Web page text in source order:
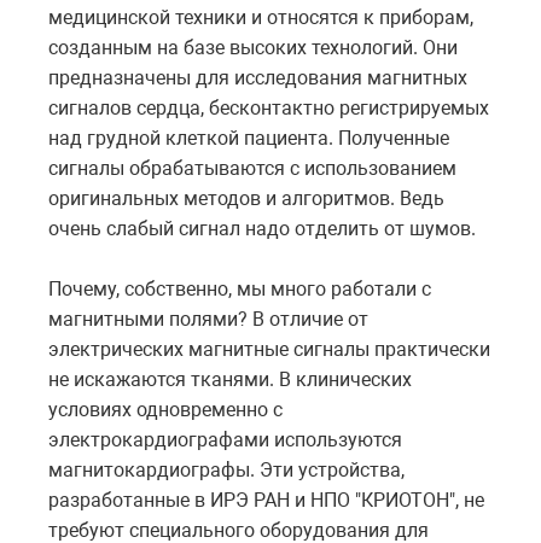
медицинской техники и относятся к приборам,
созданным на базе высоких технологий. Они
предназначены для исследования магнитных
сигналов сердца, бесконтактно регистрируемых
над грудной клеткой пациента. Полученные
сигналы обрабатываются с использованием
оригинальных методов и алгоритмов. Ведь
очень слабый сигнал надо отделить от шумов.
Почему, собственно, мы много работали с
магнитными полями? В отличие от
электрических магнитные сигналы практически
не искажаются тканями. В клинических
условиях одновременно с
электрокардиографами используются
магнитокардиографы. Эти устройства,
разработанные в ИРЭ РАН и НПО "КРИОТОН", не
требуют специального оборудования для